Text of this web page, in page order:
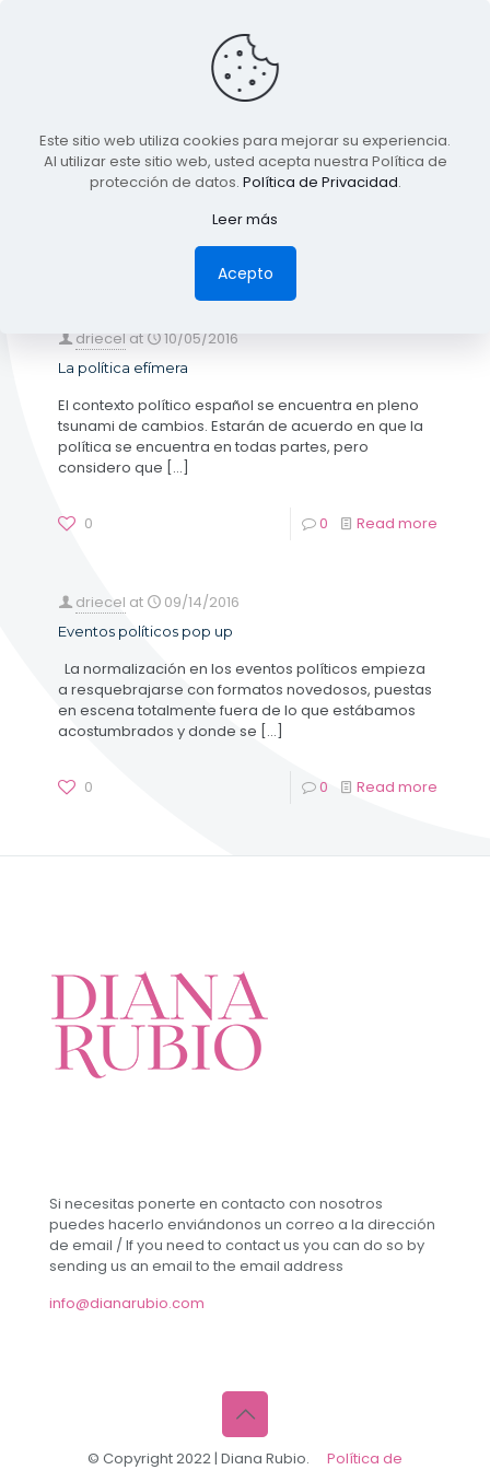
BLOG
TODA LA INFORMACIÓN
Tags Authors
driecel at 10/05/2016
La política efímera
El contexto político español se encuentra en pleno
tsunami de cambios. Estarán de acuerdo en que la
política se encuentra en todas partes, pero
considero que […]
0 0 Read more
driecel at 09/14/2016
Eventos políticos pop up
La normalización en los eventos políticos empieza
a resquebrajarse con formatos novedosos, puestas
en escena totalmente fuera de lo que estábamos
acostumbrados y donde se […]
0 0 Read more
Si necesitas ponerte en contacto con nosotros
puedes hacerlo enviándonos un correo a la dirección
de email / If you need to contact us you can do so by
sending us an email to the email address
info@dianarubio.com
© Copyright 2022 | Diana Rubio. Política de
Este sitio web utiliza cookies para mejorar su experiencia.
Al utilizar este sitio web, usted acepta nuestra Política de
protección de datos. Política de Privacidad.
Leer más
Acepto